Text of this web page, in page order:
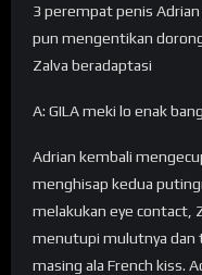
3 perempat penis
pun mengentikan
Zalva beradaptasi
A: GILA meki lo enak
Adrian kembali
menghisap kedua
melakukan eye contact,
menutupi mulutnya dan
masing ala French kiss.